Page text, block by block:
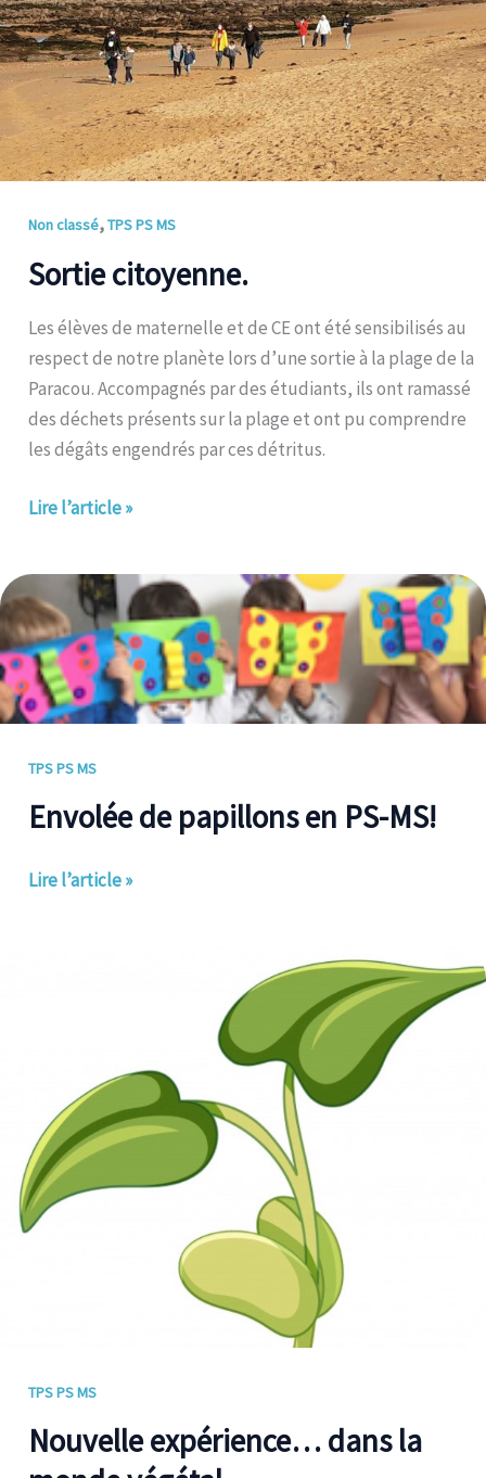
Non classé,TPS PS MS
Sortie citoyenne.
Les élèves de maternelle et de CE ont été sensibilisés au
respect de notre planète lors d’une sortie à la plage de la
Paracou. Accompagnés par des étudiants, ils ont ramassé
des déchets présents sur la plage et ont pu comprendre
les dégâts engendrés par ces détritus.
Lire l’article »
TPS PS MS
Envolée de papillons en PS-MS!
Envolée
de
papillons
en
PS-
Lire l’article »
TPS PS MS
Nouvelle expérience… dans la
végétal